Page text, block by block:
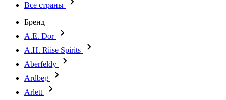
Все страны
Бренд
A.E. Dor
A.H. Riise Spirits
Aberfeldy
Ardbeg
Arlett